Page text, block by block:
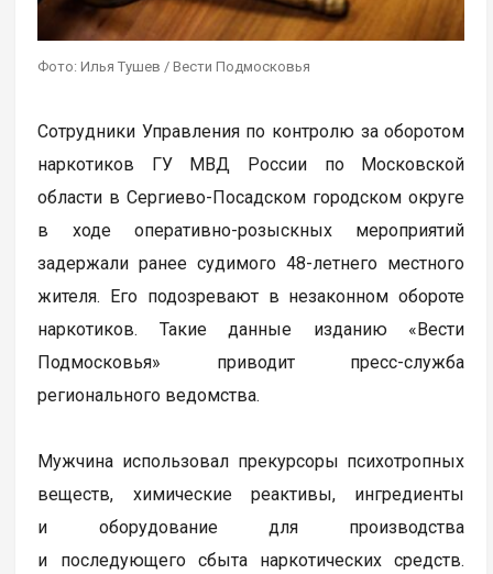
Фото: Илья Тушев / Вести Подмосковья
Сотрудники Управления по контролю за оборотом
наркотиков ГУ МВД России по Московской
области в Сергиево-Посадском городском округе
в ходе оперативно-розыскных мероприятий
задержали ранее судимого 48-летнего местного
жителя. Его подозревают в незаконном обороте
наркотиков. Такие данные изданию «Вести
Подмосковья» приводит пресс-служба
регионального ведомства.
Мужчина использовал прекурсоры психотропных
веществ, химические реактивы, ингредиенты
и оборудование для производства
и последующего сбыта наркотических средств.